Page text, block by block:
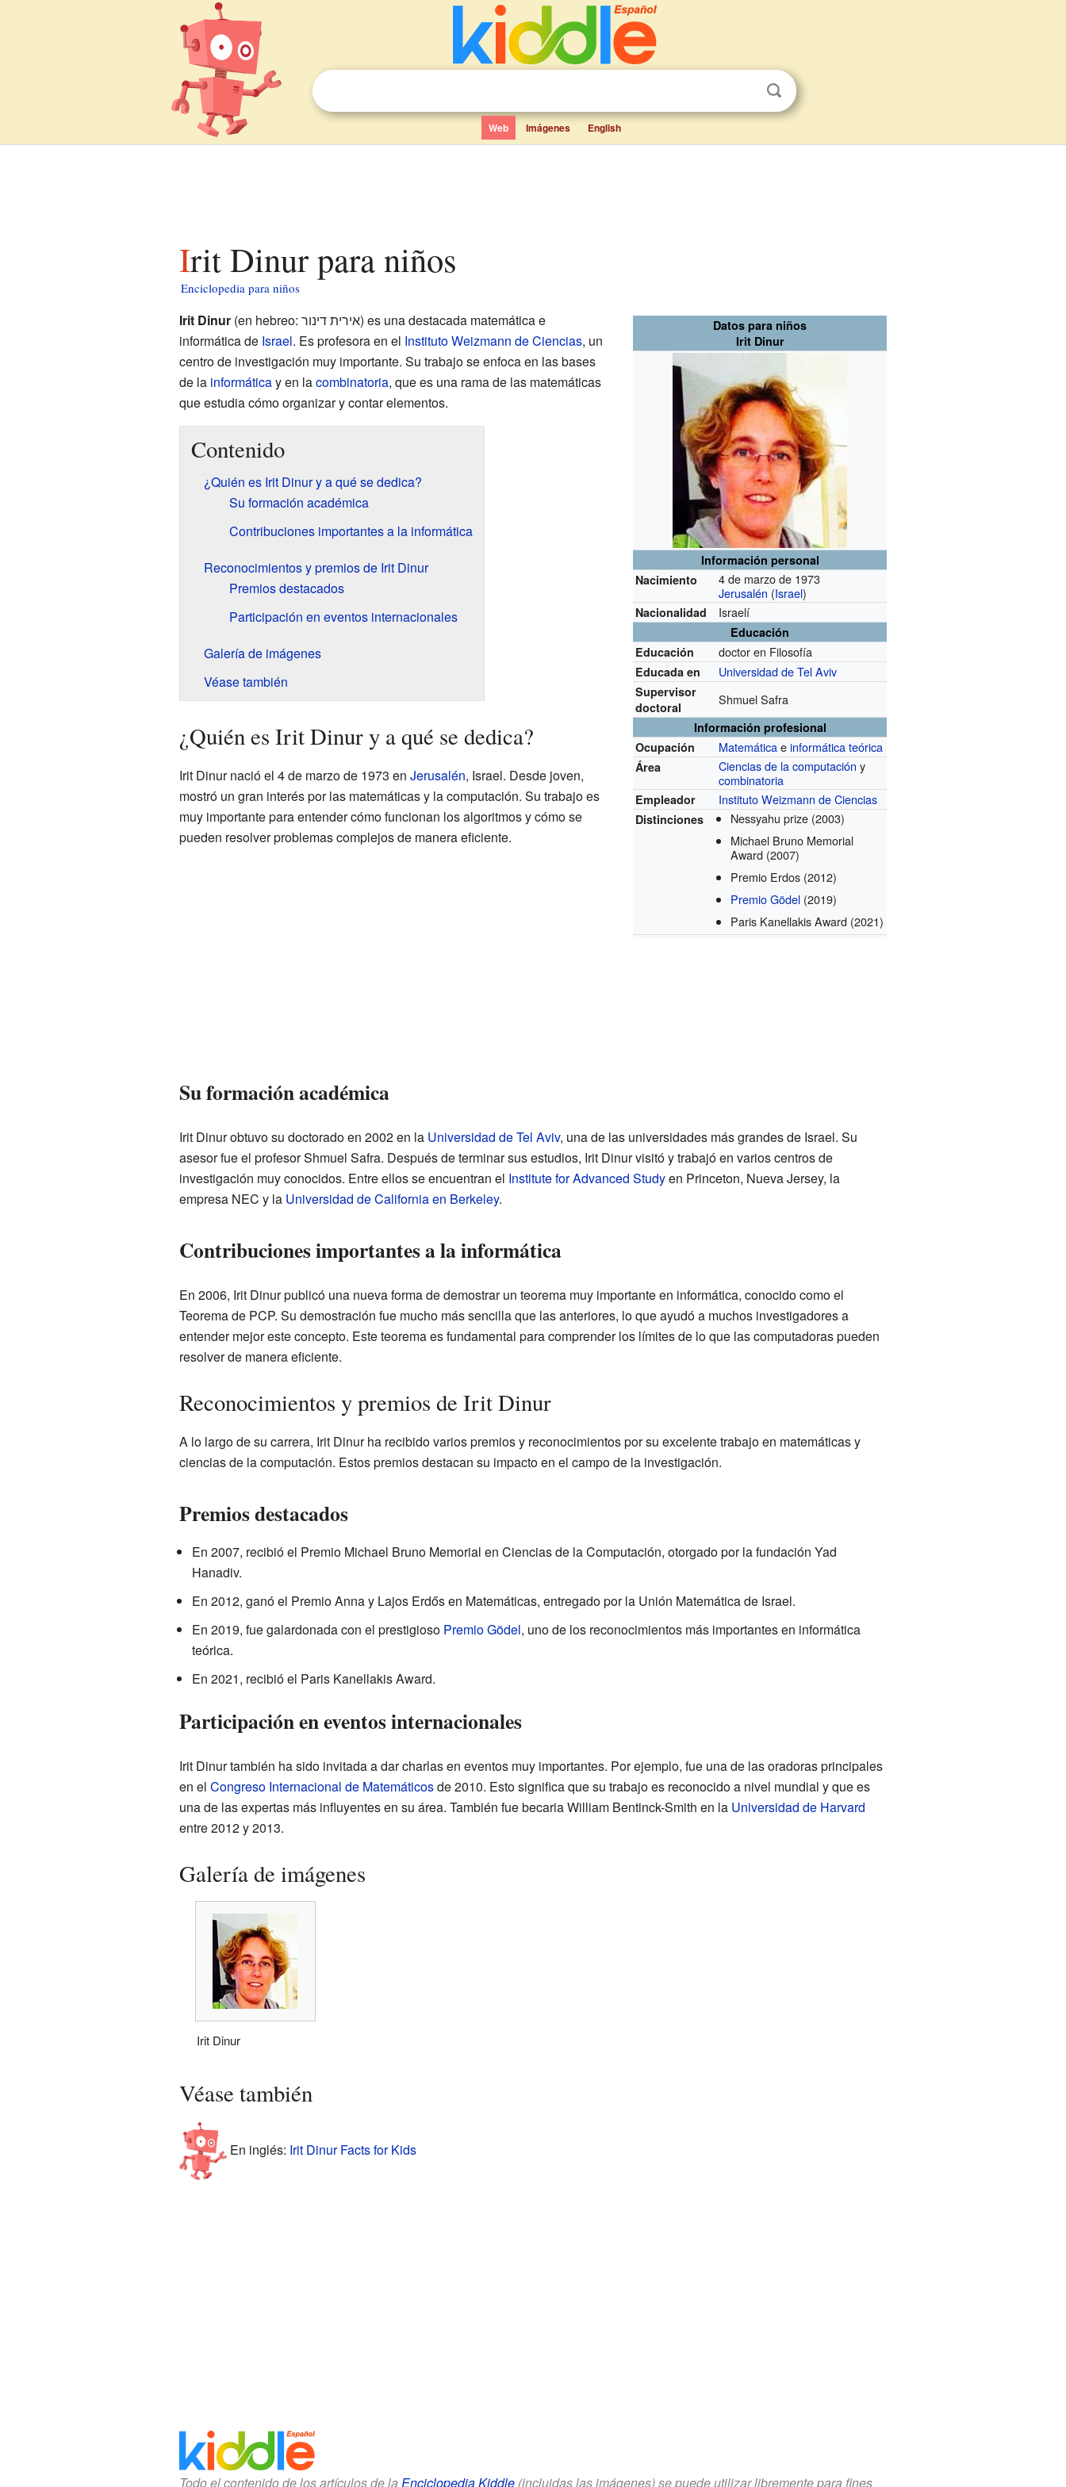
Web Imágenes English
Irit Dinur para niños
Enciclopedia para niños
Datos para niños
Irit Dinur
Información personal
Nacimiento
4 de marzo de 1973
Jerusalén (Israel)
Nacionalidad Israelí
Educación
Educación
doctor en Filosofía
Educada en Universidad de Tel Aviv
Supervisor
doctoral
Shmuel Safra
Información profesional
Ocupación
Matemáticaeinformática teórica
Área Ciencias de la computación y
combinatoria
Empleador Instituto Weizmann de Ciencias
Distinciones Nessyahu prize (2003)
Michael Bruno Memorial
Award (2007)
Premio Erdos (2012)
Premio Gödel (2019)
Paris Kanellakis Award (2021)
Irit Dinur(en hebreo: אירית דינור) es una destacada matemática e
informática de Israel. Es profesora en el Instituto Weizmann de Ciencias, un
centro de investigación muy importante. Su trabajo se enfoca en las bases
de la informáticay en lacombinatoria, que es una rama de las matemáticas
que estudia cómo organizar y contar elementos.
Contenido
¿Quién es Irit Dinur y a qué se dedica?
Su formación académica
Contribuciones importantes a la informática
Reconocimientos y premios de Irit Dinur
Premios destacados
Participación en eventos internacionales
Galería de imágenes
Véase también
¿Quién es Irit Dinur y a qué se dedica?
Irit Dinur nació el 4 de marzo de 1973 en Jerusalén, Israel. Desde joven,
mostró un gran interés por las matemáticas y la computación. Su trabajo es
muy importante para entender cómo funcionan los algoritmos y cómo se
pueden resolver problemas complejos de manera eficiente.
Su formación académica
Irit Dinur obtuvo su doctorado en 2002 en la Universidad de Tel Aviv, una de las universidades más grandes de Israel. Su
asesor fue el profesor Shmuel Safra. Después de terminar sus estudios, Irit Dinur visitó y trabajó en varios centros de
investigación muy conocidos. Entre ellos se encuentran el Institute for Advanced Studyen Princeton, Nueva Jersey, la
empresa NEC y la Universidad de California en Berkeley.
Contribuciones importantes a la informática
En 2006, Irit Dinur publicó una nueva forma de demostrar un teorema muy importante en informática, conocido como el
Teorema de PCP. Su demostración fue mucho más sencilla que las anteriores, lo que ayudó a muchos investigadores a
entender mejor este concepto. Este teorema es fundamental para comprender los límites de lo que las computadoras pueden
resolver de manera eficiente.
Reconocimientos y premios de Irit Dinur
A lo largo de su carrera, Irit Dinur ha recibido varios premios y reconocimientos por su excelente trabajo en matemáticas y
ciencias de la computación. Estos premios destacan su impacto en el campo de la investigación.
Premios destacados
En 2007, recibió el Premio Michael Bruno Memorial en Ciencias de la Computación, otorgado por la fundación Yad
Hanadiv.
En 2012, ganó el Premio Anna y Lajos Erdős en Matemáticas, entregado por la Unión Matemática de Israel.
En 2019, fue galardonada con el prestigioso Premio Gödel, uno de los reconocimientos más importantes en informática
teórica.
En 2021, recibió el Paris Kanellakis Award.
Participación en eventos internacionales
Irit Dinur también ha sido invitada a dar charlas en eventos muy importantes. Por ejemplo, fue una de las oradoras principales
en el Congreso Internacional de Matemáticosde 2010. Esto significa que su trabajo es reconocido a nivel mundial y que es
una de las expertas más influyentes en su área. También fue becaria William Bentinck-Smith en la Universidad de Harvard
entre 2012 y 2013.
Galería de imágenes
Irit Dinur
Véase también
En inglés: Irit Dinur Facts for Kids
Todo el contenido de los artículos de la Enciclopedia Kiddle(incluidas las imágenes) se puede utilizar libremente para fines